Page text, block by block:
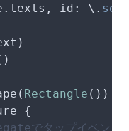
id: \.
Rectangle ())
{
でタップイベント